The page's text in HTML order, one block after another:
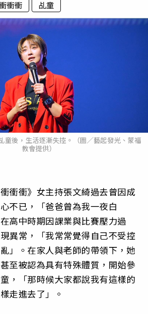
衝衝 乩童
童後，生活逐漸失控。（圖／藝起發光、蒙福
教會提供）
衝衝》女主持張文綺過去曾因成
不已，「爸爸曾為我一夜白
高中時期因課業與比賽壓力過
異常，「我常常覺得自己不受控
」。在家人與老師的帶領下，她
至被認為具有特殊體質，開始參
，「那時候大家都說我有這樣的
走進去了」。